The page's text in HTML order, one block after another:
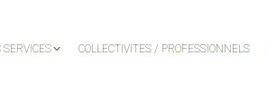
SERVICES COLLECTIVITES / PROFESSIONNELS